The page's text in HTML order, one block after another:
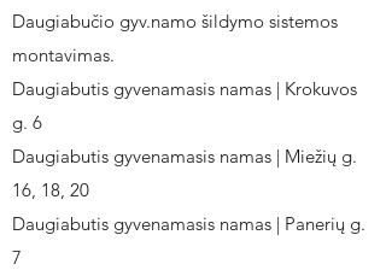
Daugiabučio gyv.namo šildymo sistemos
montavimas.
Daugiabutis gyvenamasis namas | Krokuvos
g. 6
Daugiabutis gyvenamasis namas | Miežių g.
16, 18, 20
Daugiabutis gyvenamasis namas | Panerių g.
7